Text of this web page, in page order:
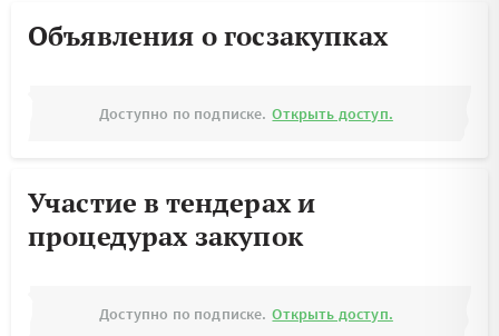
Объявления о госзакупках
Доступно по подписке. Открыть доступ.
Участие в тендерах и
процедурах закупок
Доступно по подписке. Открыть доступ.